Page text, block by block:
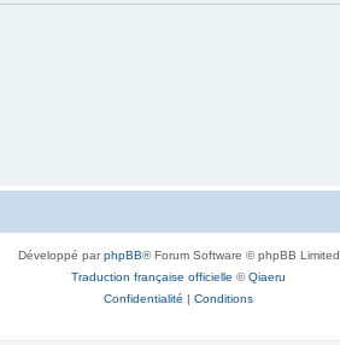
Développé parphpBB® Forum Software © phpBB Limited
Traduction française officielle ©Qiaeru
Confidentialité | Conditions